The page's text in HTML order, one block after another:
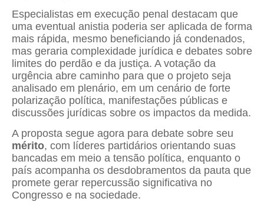
Especialistas em execução penal destacam que
uma eventual anistia poderia ser aplicada de forma
mais rápida, mesmo beneficiando já condenados,
mas geraria complexidade jurídica e debates sobre
limites do perdão e da justiça. A votação da
urgência abre caminho para que o projeto seja
analisado em plenário, em um cenário de forte
polarização política, manifestações públicas e
discussões jurídicas sobre os impactos da medida.
A proposta segue agora para debate sobre seu
mérito, com líderes partidários orientando suas
bancadas em meio a tensão política, enquanto o
país acompanha os desdobramentos da pauta que
promete gerar repercussão significativa no
Congresso e na sociedade.